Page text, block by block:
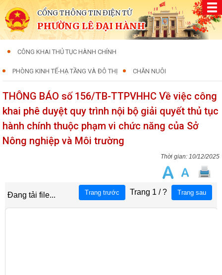
CỔNG THÔNG TIN ĐIỆN TỬ
PHƯỜNG LÊ ĐẠI HÀNH
CÔNG KHAI THỦ TỤC HÀNH CHÍNH
PHÒNG KINH TẾ-HẠ TẦNG VÀ ĐÔ THỊ CHĂN NUÔI
THÔNG BÁO số 156/TB-TTPVHHC Về việc công
khai phê duyệt quy trình nội bộ giải quyết thủ tục
hành chính thuộc phạm vi chức năng của Sở
Nông nghiệp và Môi trường
10/12/2025